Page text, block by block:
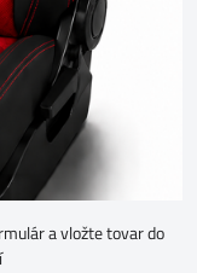
a vložte tovar do